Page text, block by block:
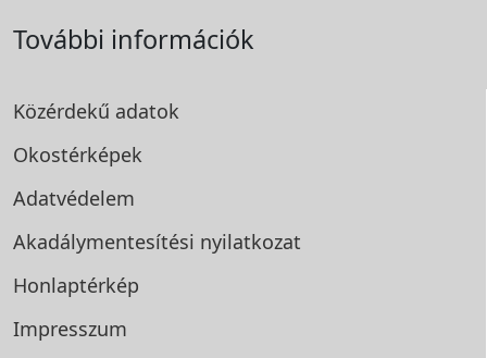
További információk
Közérdekű adatok
Okostérképek
Adatvédelem
Akadálymentesítési nyilatkozat
Honlaptérkép
Impresszum